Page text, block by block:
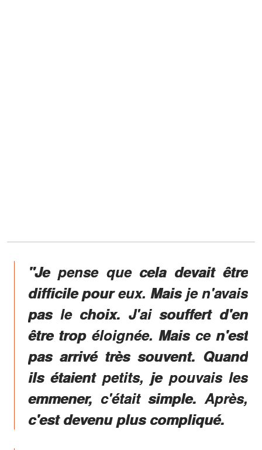
"Je pense que cela devait être
difficile pour eux. Mais je n'avais
pas le choix. J'ai souffert d'en
être trop éloignée. Mais ce n'est
pas arrivé très souvent. Quand
ils étaient petits, je pouvais les
emmener, c'était simple. Après,
c'est devenu plus compliqué.